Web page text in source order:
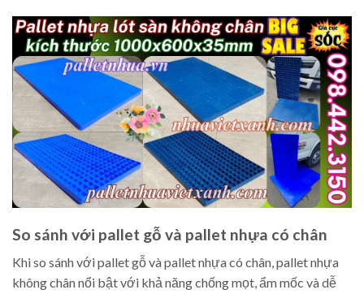
So sánh với pallet gỗ và pallet nhựa có chân
Khi so sánh với pallet gỗ và pallet nhựa có chân, pallet nhựa
không chân nổi bật với khả năng chống mọt, ẩm mốc và dễ